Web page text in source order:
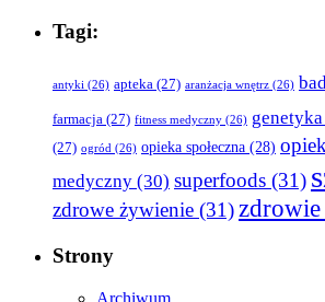
Tagi:
antyki (26) apteka (27) aranżacja wnętrz (26)
farmacja (27) fitness medyczny (26) genetyka
(27) ogród (26) opieka społeczna (28)
medyczny (30) superfoods (31)
zdrowe żywienie (31)zdrowie
Strony
Archiwum